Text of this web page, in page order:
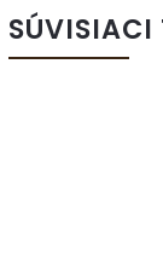
SÚVISIACI